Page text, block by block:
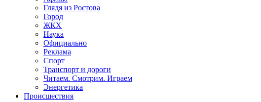
Глядя из Ростова
Город
ЖКХ
Наука
Официально
Реклама
Спорт
Транспорт и дороги
Читаем. Смотрим. Играем
Энергетика
Происшествия